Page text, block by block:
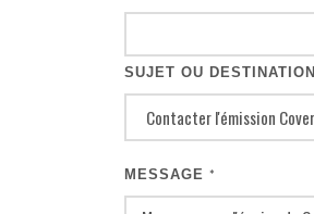
SUJET OU DESTINATION
MESSAGE *